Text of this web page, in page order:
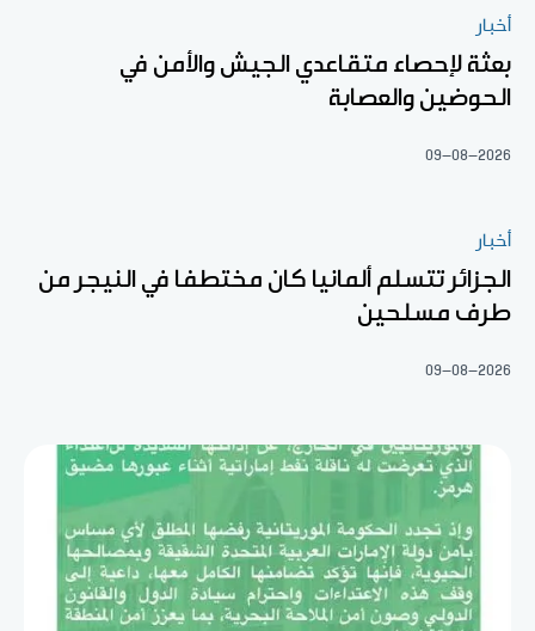
أخبار
بعثة لإحصاء متقاعدي الجيش والأمن في
الحوضين والعصابة
09-08-2026
أخبار
الجزائر تتسلم ألمانيا كان مختطفا في النيجر من
طرف مسلحين
09-08-2026